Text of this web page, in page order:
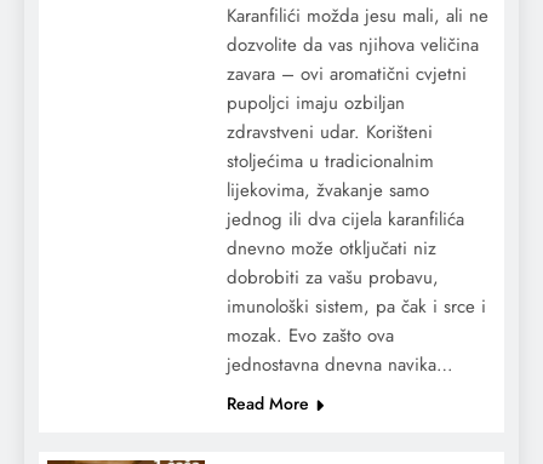
Karanfilići možda jesu mali, ali ne
dozvolite da vas njihova veličina
zavara – ovi aromatični cvjetni
pupoljci imaju ozbiljan
zdravstveni udar. Korišteni
stoljećima u tradicionalnim
lijekovima, žvakanje samo
jednog ili dva cijela karanfilića
dnevno može otključati niz
dobrobiti za vašu probavu,
imunološki sistem, pa čak i srce i
mozak. Evo zašto ova
jednostavna dnevna navika…
Read More